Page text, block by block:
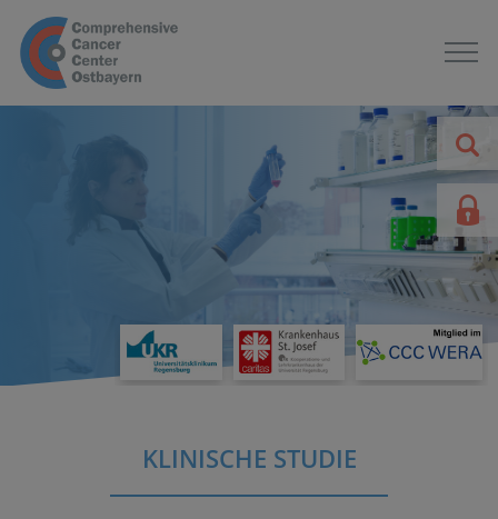
KLINISCHE STUDIE